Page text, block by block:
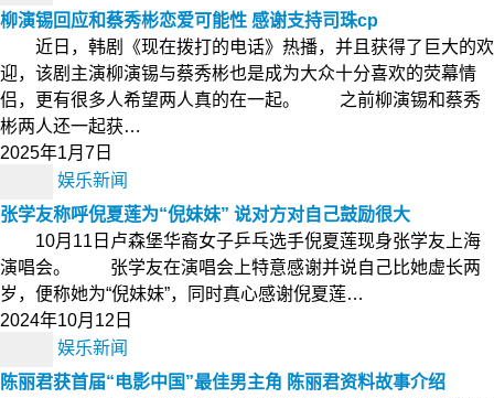
柳演锡回应和蔡秀彬恋爱可能性 感谢支持司珠cp
近日，韩剧《现在拨打的电话》热播，并且获得了巨大的欢
迎，该剧主演柳演锡与蔡秀彬也是成为大众十分喜欢的荧幕情
侣，更有很多人希望两人真的在一起。 之前柳演锡和蔡秀
彬两人还一起获…
2025年1月7日
娱乐新闻
张学友称呼倪夏莲为“倪妹妹” 说对方对自己鼓励很大
10月11日卢森堡华裔女子乒乓选手倪夏莲现身张学友上海
演唱会。 张学友在演唱会上特意感谢并说自己比她虚长两
岁，便称她为“倪妹妹”，同时真心感谢倪夏莲…
2024年10月12日
娱乐新闻
陈丽君获首届“电影中国”最佳男主角 陈丽君资料故事介绍